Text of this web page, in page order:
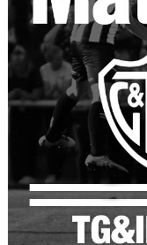
CUPER
PLANSCHEMA